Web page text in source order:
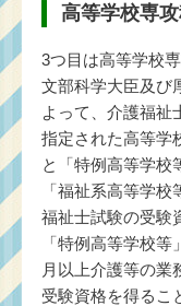
高等学校専
3つ目は高等学校専
文部科学大臣及び
よって、介護福祉
指定された高等学
と「特例高等学校
「福祉系高等学
福祉士試験の受験
「特例高等学校
月以上介護等の業
受験資格を得るこ